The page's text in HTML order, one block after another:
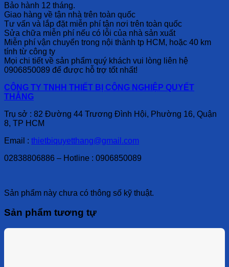
Bảo hành 12 tháng.
Giao hàng về tận nhà trên toàn quốc
Tư vấn và lắp đặt miễn phí tận nơi trên toàn quốc
Sửa chữa miễn phí nếu có lỗi của nhà sản xuất
Miễn phí vận chuyển trong nội thành tp HCM, hoặc 40 km
tính từ công ty
Mọi chi tiết về sản phẩm quý khách vui lòng liên hệ
0906850089 để được hỗ trợ tốt nhất!
CÔNG TY TNHH THIẾT BỊ CÔNG NGHIỆP QUYẾT
THẮNG
Trụ sở : 82 Đường 44 Trương Đình Hội, Phường 16, Quận
8, TP HCM
Email : thietbiquyetthang@gmail.com
02838806886 – Hotline : 0906850089
Sản phẩm này chưa có thông số kỹ thuật.
Sản phẩm tương tự